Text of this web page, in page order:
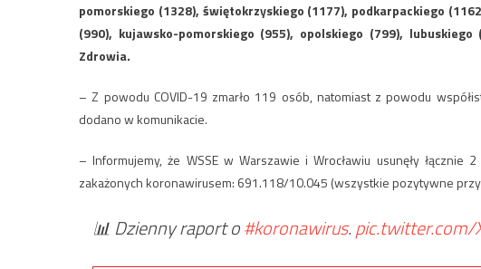
pomorskiego (1328), świętokrzyskiego (1177), podkarpackiego
(990), kujawsko-pomorskiego (955), opolskiego (799),
Zdrowia.
– Z powodu COVID-19 zmarło 119 osób, natomiast z powodu
dodano w komunikacie.
– Informujemy, że WSSE w Warszawie i Wrocławiu usunęły
zakażonych koronawirusem: 691.118/10.045 (wszystkie pozytywne
📊 Dzienny raport o#koronawirus.pic.twitter.com/